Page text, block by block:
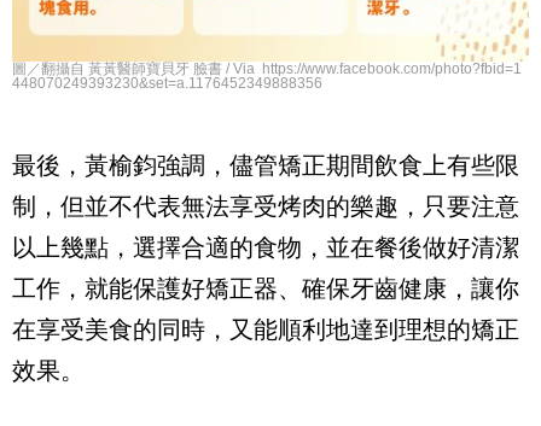
圖／翻攝自 黃黃醫師寶貝牙 臉書 / Via https://www.facebook.com/photo?fbid=1
448070249393230&set=a.1176452349888356
最後，黃榆鈞強調，儘管矯正期間飲食上有些限
制，但並不代表無法享受烤肉的樂趣，只要注意
以上幾點，選擇合適的食物，並在餐後做好清潔
工作，就能保護好矯正器、確保牙齒健康，讓你
在享受美食的同時，又能順利地達到理想的矯正
效果。